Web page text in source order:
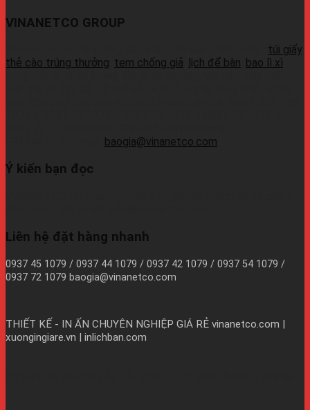
VINANETCO GROUP
túi giấy
thẻ cào trúng thưởng tem chống giả lịch để bàn bao lì xì
baogia@vinanetco.com
Ý kiến bạn đọc
Liên hệ đặt hàng nhanh
0937 45 1079 / 0937 44 1079 / 0937 42 1079 / 0937 54 1079 /
0937 72 1079 baogia@vinanetco.com
THIẾT KẾ - IN ẤN CHUYÊN NGHIỆP GIÁ RẺ vinanetco.com |
xuongingiare.vn | inlichban.com